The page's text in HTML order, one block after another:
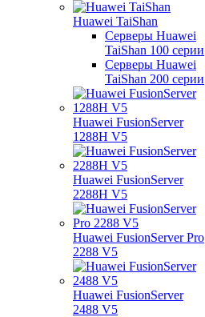
Huawei TaiShan
Серверы Huawei
TaiShan 100 серии
Серверы Huawei
TaiShan 200 серии
Huawei FusionServer
1288H V5
Huawei FusionServer
2288H V5
Huawei FusionServer Pro
2288 V5
Huawei FusionServer
2488 V5